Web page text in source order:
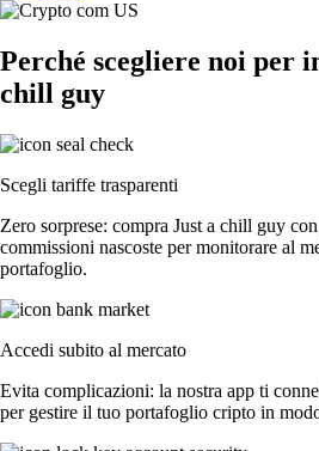
Perché scegliere noi per
chill guy
Scegli tariffe trasparenti
Zero sorprese: compra Just a chill guy
commissioni nascoste per monitorare al
portafoglio.
Accedi subito al mercato
Evita complicazioni: la nostra app ti
per gestire il tuo portafoglio cripto in